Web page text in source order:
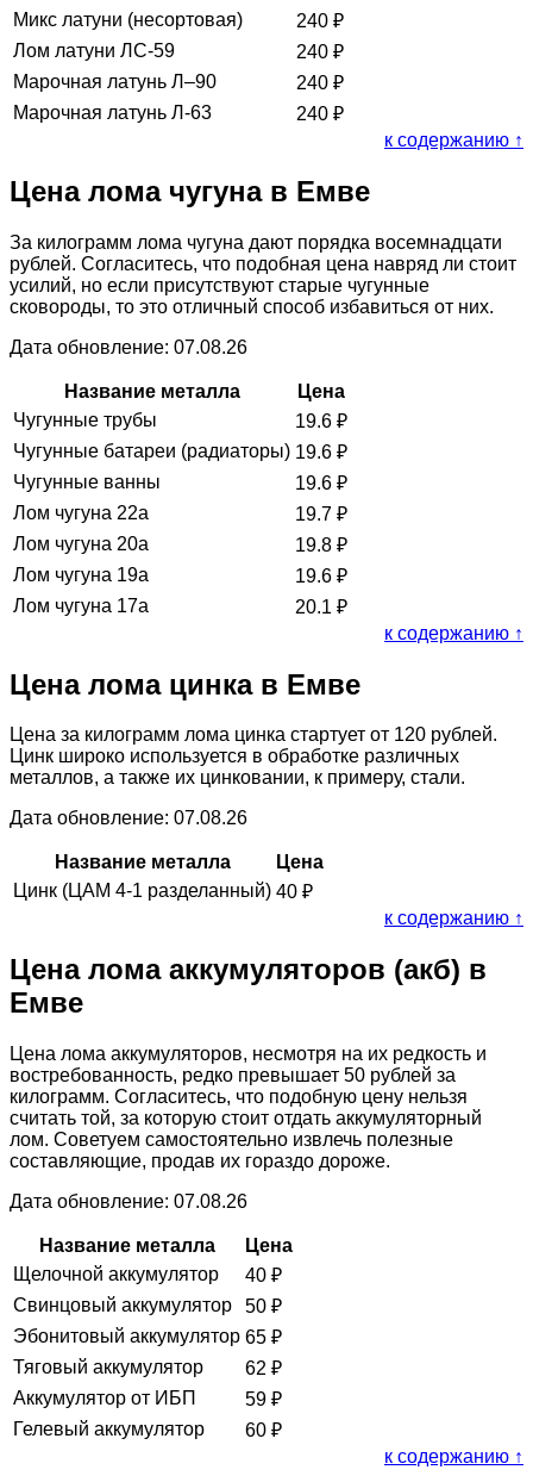
Микс латуни (несортовая) 240 ₽
Лом латуни ЛС-59
240 ₽
Марочная латунь Л–90
240 ₽
Марочная латунь Л-63
240 ₽
к содержанию ↑
Цена лома чугуна в Емве
За килограмм лома чугуна дают порядка восемнадцати
рублей. Согласитесь, что подобная цена навряд ли стоит
усилий, но если присутствуют старые чугунные
сковороды, то это отличный способ избавиться от них.
Дата обновление: 07.08.26
Название металла
Цена
Чугунные трубы
19.6 ₽
Чугунные батареи (радиаторы) 19.6 ₽
Чугунные ванны
19.6 ₽
Лом чугуна 22а
19.7 ₽
Лом чугуна 20а
19.8 ₽
Лом чугуна 19а
19.6 ₽
Лом чугуна 17а
20.1 ₽
к содержанию ↑
Цена лома цинка в Емве
Цена за килограмм лома цинка стартует от 120 рублей.
Цинк широко используется в обработке различных
металлов, а также их цинковании, к примеру, стали.
Дата обновление: 07.08.26
Название металла
Цена
Цинк (ЦАМ 4-1 разделанный) 40 ₽
к содержанию ↑
Цена лома аккумуляторов (акб) в
Емве
Цена лома аккумуляторов, несмотря на их редкость и
востребованность, редко превышает 50 рублей за
килограмм. Согласитесь, что подобную цену нельзя
считать той, за которую стоит отдать аккумуляторный
лом. Советуем самостоятельно извлечь полезные
составляющие, продав их гораздо дороже.
Дата обновление: 07.08.26
Название металла
Цена
Щелочной аккумулятор
40 ₽
Свинцовый аккумулятор
50 ₽
Эбонитовый аккумулятор 65 ₽
Тяговый аккумулятор
62 ₽
Аккумулятор от ИБП
59 ₽
Гелевый аккумулятор
60 ₽
к содержанию ↑